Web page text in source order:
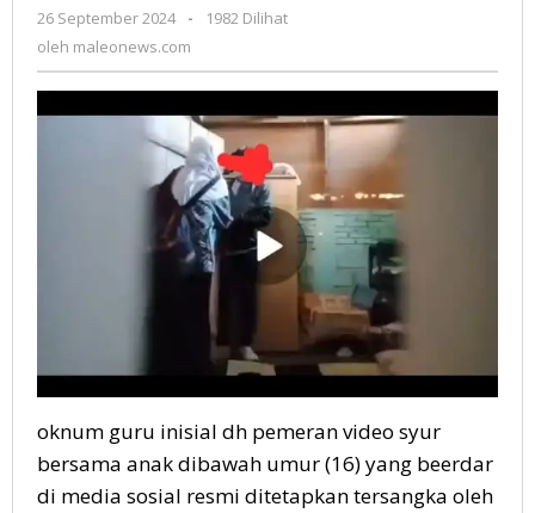
26 September 2024
oleh
-
1982 Dilihat
oleh maleonews.com
oknum guru inisial dh pemeran video syur
bersama anak dibawah umur (16) yang beerdar
di media sosial resmi ditetapkan tersangka oleh